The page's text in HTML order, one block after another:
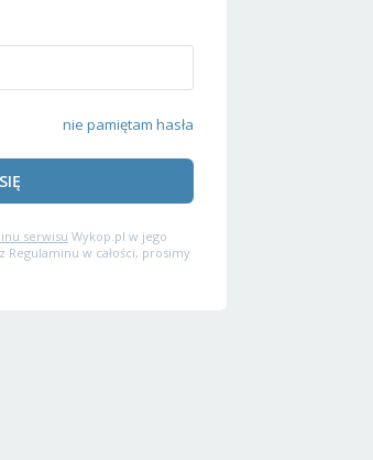
nie pamiętam hasła
serwisu Wykop.pl w jego
w całości, prosimy